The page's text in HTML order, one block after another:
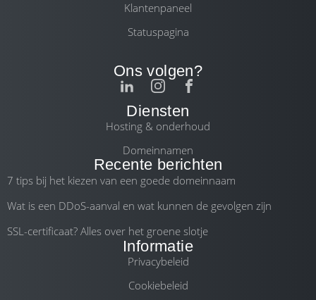
Klantenpaneel
Statuspagina
Ons volgen?
Diensten
Hosting & onderhoud
Domeinnamen
Recente berichten
7 tips bij het kiezen van een goede domeinnaam
Wat is een DDoS-aanval en wat kunnen de gevolgen zijn
SSL-certificaat? Alles over het groene slotje
Informatie
Privacybeleid
Cookiebeleid